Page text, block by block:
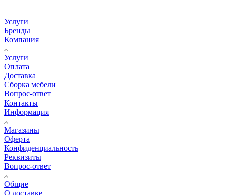
Услуги
Бренды
Компания
Услуги
Оплата
Доставка
Сборка мебели
Вопрос-ответ
Контакты
Информация
Магазины
Оферта
Конфиденциальность
Реквизиты
Вопрос-ответ
Общие
О доставке